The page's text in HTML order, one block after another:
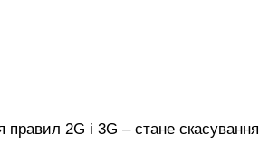
правил 2G і 3G – стане скасування